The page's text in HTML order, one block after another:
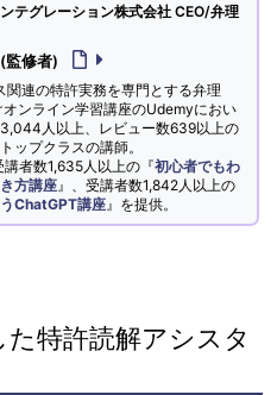
テグレーション株式会社 CEO/弁理
(監修者)
関連の特許実務を専門とする弁理
ンライン学習講座のUdemyにおい
人以上、レビュー数639以上の
ップクラスの講師。
者数1,635人以上の『初心者でもわ
方講座 』、受講者数1,842人以上の
ChatGPT講座 』を提供。
特許読解アシスタ